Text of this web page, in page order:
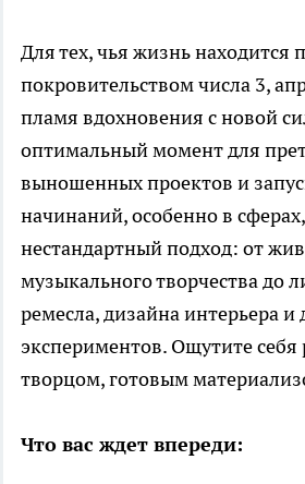
Для тех, чья жизнь находится
покровительством числа 3,
пламя вдохновения с новой
оптимальный момент для
выношенных проектов и
начинаний, особенно в сферах,
нестандартный подход: от
музыкального творчества до
ремесла, дизайна интерьера
экспериментов. Ощутите
творцом, готовым
Что вас ждет впереди: